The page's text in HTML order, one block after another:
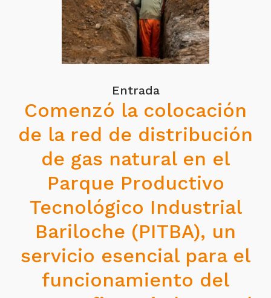
Entrada
Comenzó la colocación
de la red de distribución
de gas natural en el
Parque Productivo
Tecnológico Industrial
Bariloche (PITBA), un
servicio esencial para el
funcionamiento del